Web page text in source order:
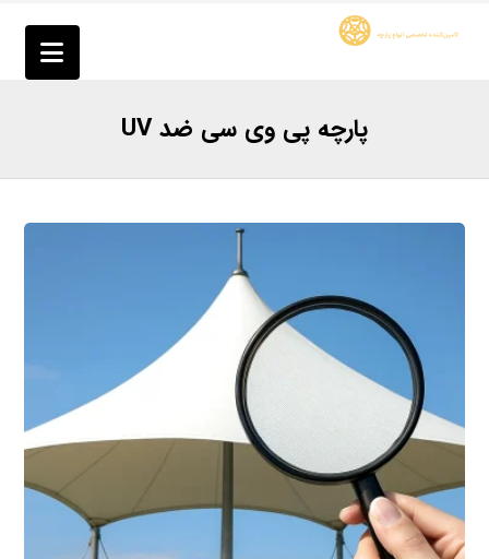
پارچه پی وی سی ضد UV